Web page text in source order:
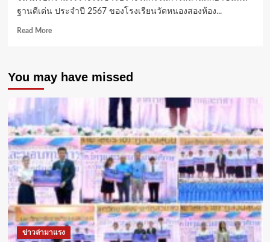
ฐานดีเด่น ประจำปี 2567 ของโรงเรียนวัดหนองสองห้อง...
Read MoreRead
น้อง-
จิ
รา
ภู
อุดม
รับ
รางวัล
กรรมการ
สถาน
ศึกษา
ขั้น
พื้น
ฐาน
ดี
You may have missed
ข่าวล่ามาแรง